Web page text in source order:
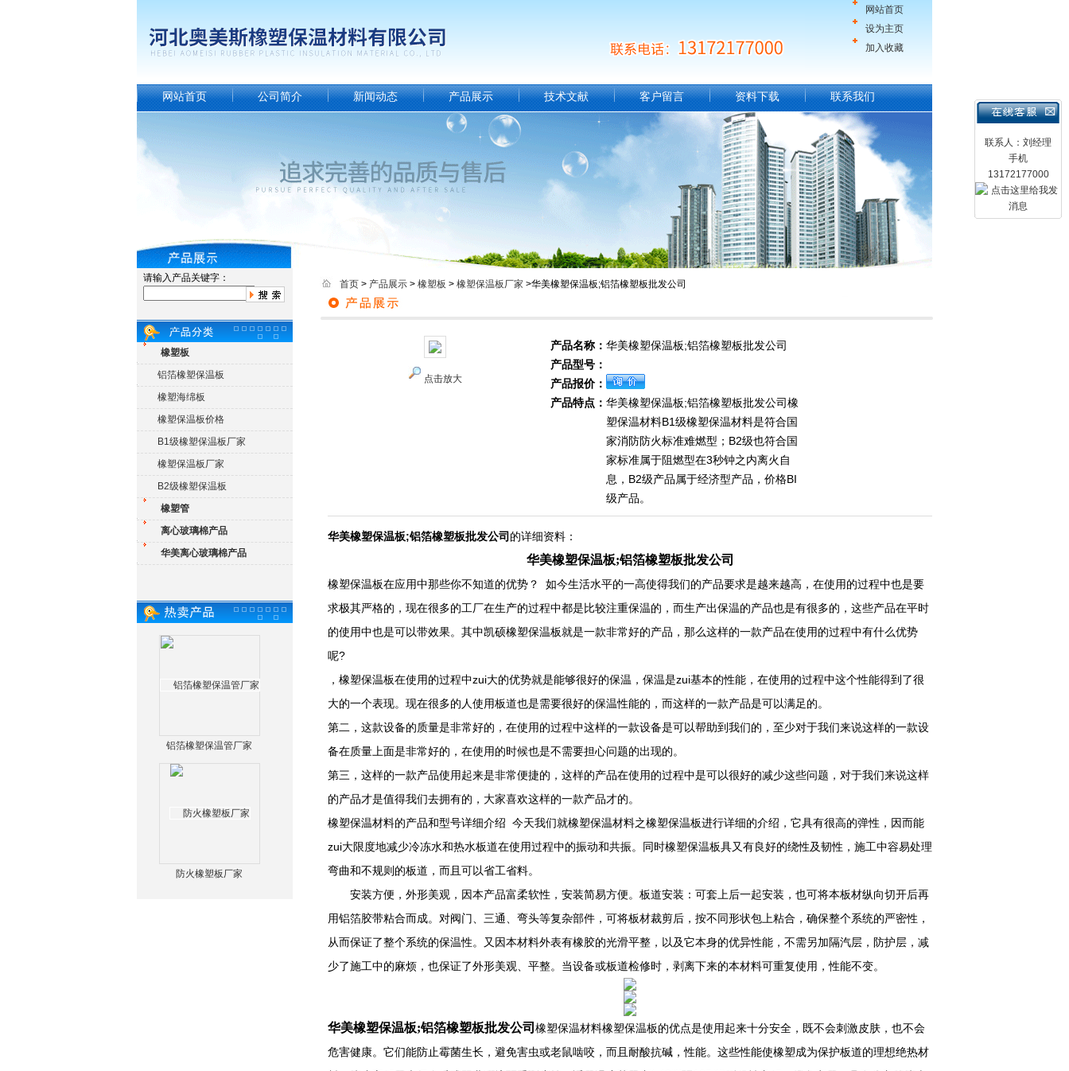
网站首页
设为主页
加入收藏
联系人：刘经理
手机
13172177000
网站首页 公司简介 新闻动态 产品展示 技术文献 客户留言 资料下载 联系我们
请输入产品关键字：
橡塑板
铝箔橡塑保温板
橡塑海绵板
橡塑保温板价格
B1级橡塑保温板厂家
橡塑保温板厂家
B2级橡塑保温板
橡塑管
离心玻璃棉产品
华美离心玻璃棉产品
铝箔橡塑保温管厂家
防火橡塑板厂家
首页 > 产品展示 > 橡塑板 > 橡塑保温板厂家 >华美橡塑保温板;铝箔橡塑板批发公司
点击放大
产品名称： 华美橡塑保温板;铝箔橡塑板批发公司
产品型号：
产品报价：
产品特点： 华美橡塑保温板;铝箔橡塑板批发公司橡
塑保温材料B1级橡塑保温材料是符合国
家消防防火标准难燃型；B2级也符合国
家标准属于阻燃型在3秒钟之内离火自
息，B2级产品属于经济型产品，价格BI
级产品。
华美橡塑保温板;铝箔橡塑板批发公司 的详细资料：
华美橡塑保温板;铝箔橡塑板批发公司
橡塑保温板在应用中那些你不知道的优势？ 如今生活水平的一高使得我们的产品要求是越来越高，在使用的过程中也是要
求极其严格的，现在很多的工厂在生产的过程中都是比较注重保温的，而生产出保温的产品也是有很多的，这些产品在平时
的使用中也是可以带效果。其中凯硕橡塑保温板就是一款非常好的产品，那么这样的一款产品在使用的过程中有什么优势
呢?
，橡塑保温板在使用的过程中zui大的优势就是能够很好的保温，保温是zui基本的性能，在使用的过程中这个性能得到了很
大的一个表现。现在很多的人使用板道也是需要很好的保温性能的，而这样的一款产品是可以满足的。
第二，这款设备的质量是非常好的，在使用的过程中这样的一款设备是可以帮助到我们的，至少对于我们来说这样的一款设
备在质量上面是非常好的，在使用的时候也是不需要担心问题的出现的。
第三，这样的一款产品使用起来是非常便捷的，这样的产品在使用的过程中是可以很好的减少这些问题，对于我们来说这样
的产品才是值得我们去拥有的，大家喜欢这样的一款产品才的。
橡塑保温材料的产品和型号详细介绍 今天我们就橡塑保温材料之橡塑保温板进行详细的介绍，它具有很高的弹性，因而能
zui大限度地减少冷冻水和热水板道在使用过程中的振动和共振。同时橡塑保温板具又有良好的绕性及韧性，施工中容易处理
弯曲和不规则的板道，而且可以省工省料。
安装方便，外形美观，因本产品富柔软性，安装简易方便。板道安装：可套上后一起安装，也可将本板材纵向切开后再
用铝箔胶带粘合而成。对阀门、三通、弯头等复杂部件，可将板材裁剪后，按不同形状包上粘合，确保整个系统的严密性，
从而保证了整个系统的保温性。又因本材料外表有橡胶的光滑平整，以及它本身的优异性能，不需另加隔汽层，防护层，减
少了施工中的麻烦，也保证了外形美观、平整。当设备或板道检修时，剥离下来的本材料可重复使用，性能不变。
华美橡塑保温板;铝箔橡塑板批发公司 橡塑保温材料橡塑保温板的优点是使用起来十分安全，既不会刺激皮肤，也不会
危害健康。它们能防止霉菌生长，避免害虫或老鼠啮咬，而且耐酸抗碱，性能。这些性能使橡塑成为保护板道的理想绝热材